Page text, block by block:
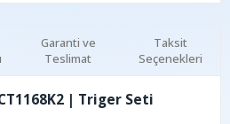
Garanti ve
Teslimat
Taksit
Seçenekleri
| Triger Seti